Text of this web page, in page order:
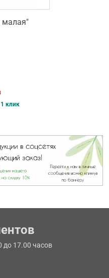
малая"
клик
до 17.00 часов